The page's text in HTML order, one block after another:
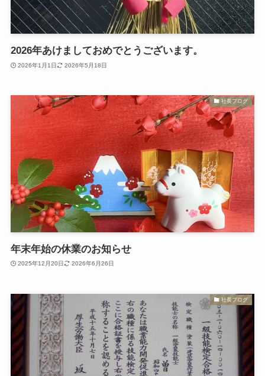
2026年あけましておめでとうございます。
2026年1月1日 2026年5月18日
社長ブログ
年末年始の休業のお知らせ
2025年12月20日 2026年6月26日
社長ブログ